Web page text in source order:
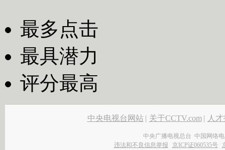
最多点击
最具潜力
评分最高
中央电视台网站 | 关于CCTV.com | 人
中央广播电视总台 中国网络
违法和不良信息举报
京ICP证060535号